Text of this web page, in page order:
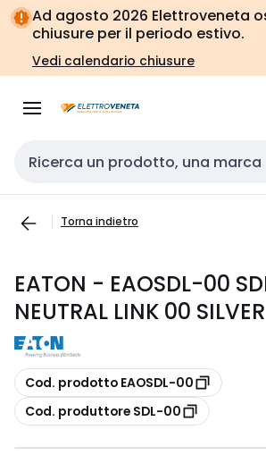
Vai alla
navigazione
Vai
alla
pagina
Ad agosto 2026 Elettroveneta
chiusure per il periodo estivo.
Vedi calendario chiusure
Cerca input
Torna indietro
EATON - EAOSDL-00
NEUTRAL LINK 00 SILVER
copia
Cod. prodotto EAOSDL-00
copia
Cod. produttore SDL-00